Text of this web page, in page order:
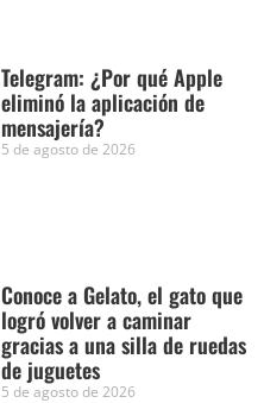
Telegram: ¿Por qué Apple
eliminó la aplicación de
mensajería?
5 de agosto de 2026
Conoce a Gelato, el gato que
logró volver a caminar
gracias a una silla de ruedas
de juguetes
5 de agosto de 2026